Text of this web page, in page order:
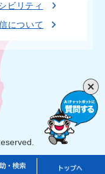
ビリティ
について